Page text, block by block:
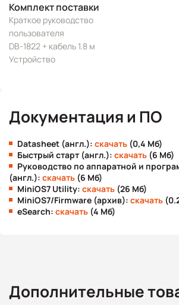
Комплект поставки
Краткое руководство
пользователя
DB-1822 + кабель 1.8 м
Устройство
Документация и ПО
Datasheet (англ.): скачать (0,4 Мб)
Быстрый старт (англ.): скачать (6 Мб)
Руководство по аппаратной и
(англ.): скачать (6 Мб)
MiniOS7 Utility: скачать (26 Мб)
MiniOS7/Firmware (архив): скачать
eSearch: скачать (4 Мб)
Дополнительные